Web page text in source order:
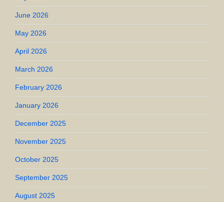
June 2026
May 2026
April 2026
March 2026
February 2026
January 2026
December 2025
November 2025
October 2025
September 2025
August 2025